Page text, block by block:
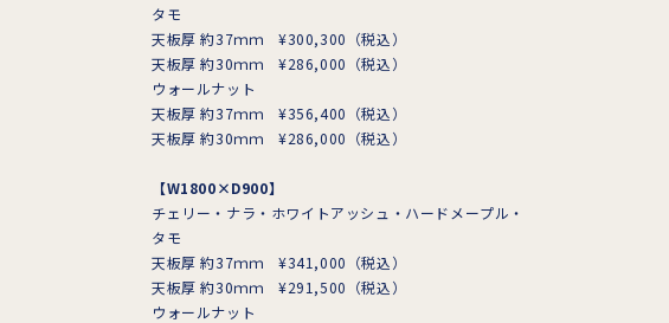
タモ
天板厚 約37ｍｍ ¥300,300（税込）
天板厚 約30ｍｍ ¥286,000（税込）
ウォールナット
天板厚 約37ｍｍ ¥356,400（税込）
天板厚 約30ｍｍ ¥286,000（税込）
【W1800×D900】
チェリー・ナラ・ホワイトアッシュ・ハードメープル・
タモ
天板厚 約37ｍｍ ¥341,000（税込）
天板厚 約30ｍｍ ¥291,500（税込）
ウォールナット